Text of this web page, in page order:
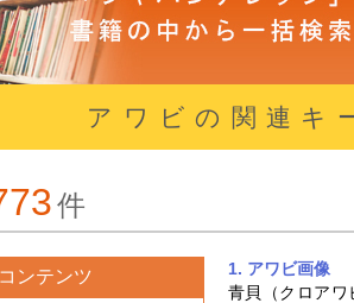
アワビの関連キ
件
ンテンツ 1. アワビ画像
青貝（クロアワ